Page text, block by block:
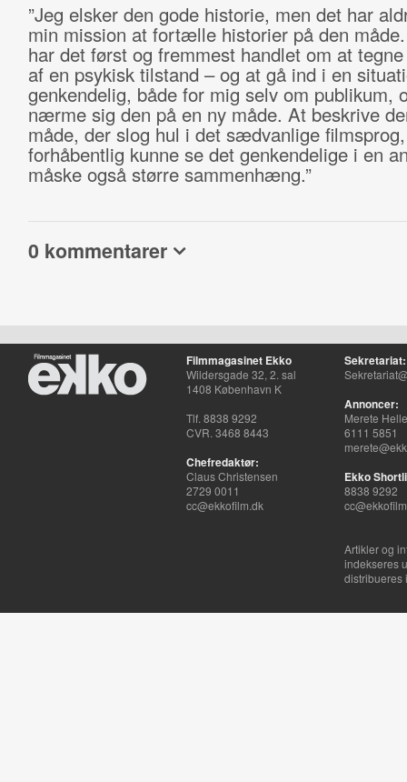
”Jeg elsker den gode historie, men det har
min mission at fortælle historier på den
har det først og fremmest handlet om at
af en psykisk tilstand – og at gå ind i en
genkendelig, både for mig selv om publikum,
nærme sig den på en ny måde. At beskrive
måde, der slog hul i det sædvanlige
forhåbentlig kunne se det genkendelige i en
måske også større sammenhæng.”
0 kommentarer
Filmmagasinet Ekko
Wildersgade 32, 2. sal
1408 København K
Tlf. 8838 9292
CVR. 3468 8443
Chefredaktør:
Claus Christensen
2729 0011
cc@ekkofilm.dk
Sekretariat:
Annoncer:
Merete
6111 5851
Ekko
8838 9292
Artikler og
indekseres
distribueres